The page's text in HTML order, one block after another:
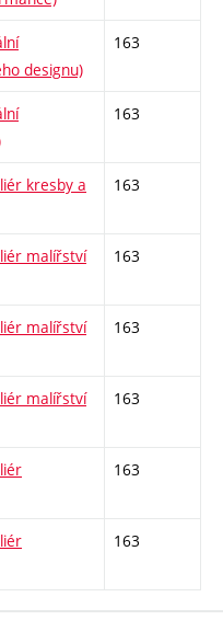
designu)
163
163
kresby a
163
malířství
163
malířství
163
malířství
163
163
163